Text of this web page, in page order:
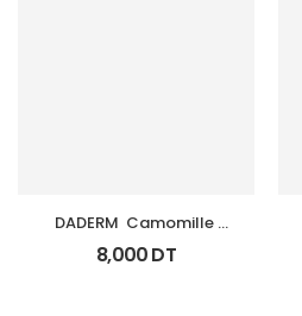
DADERM  Camomille
Creme Visage T/100 Ml
8,000DT